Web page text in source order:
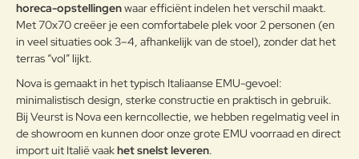
Om het product lange tijd in
uitstekende staat te houden, raden
we aan om het correct en
reiniging vaker op plaatsen die
door een grote vochtigheid of een
zeeklimaat worden gekenmerkt.
Het wordt aanbevolen om de
oppervlakken met een zachte doek
Note:HTML-code wordt niet vertaald!
Waardering:
Waarderin
g:
Slecht Goed
Verder
horeca-opstellingenwaar efficiënt indelen het verschil maakt.
Met 70x70 creëer je een comfortabele plek voor 2 personen (en
in veel situaties ook 3–4, afhankelijk van de stoel), zonder dat het
terras “vol” lijkt.
Nova is gemaakt in het typisch Italiaanse EMU-gevoel:
minimalistisch design, sterke constructie en praktisch in gebruik.
Bij Veurst is Nova een kerncollectie, we hebben regelmatig veel in
de showroom en kunnen door onze grote EMU voorraad en direct
import uit Italië vaakhet snelst leveren.